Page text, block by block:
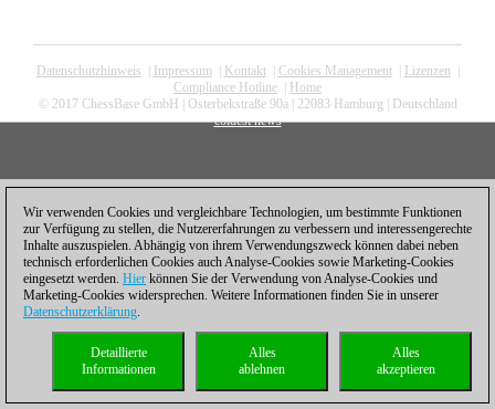
Datenschutzhinweis Impressum| Kontakt| Cookies Management| Lizenzen
Compliance Hotline
Home
© 2017 ChessBase GmbH | Osterbekstraße 90a | 22083 Hamburg | Deutschland
coldest news
Wir verwenden Cookies und vergleichbare Technologien, um bestimmte Funktionen
zur Verfügung zu stellen, die Nutzererfahrungen zu verbessern und interessengerechte
Inhalte auszuspielen. Abhängig von ihrem Verwendungszweck können dabei neben
technisch erforderlichen Cookies auch Analyse-Cookies sowie Marketing-Cookies
eingesetzt werden. Hier können Sie der Verwendung von Analyse-Cookies und
Marketing-Cookies widersprechen. Weitere Informationen finden Sie in unserer
Datenschutzerklärung.
Alles
akzeptieren
Alles
ablehnen
Detaillierte
Informationen